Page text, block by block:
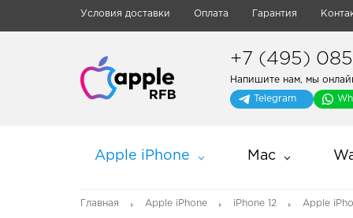
Условия доставки Оплата Гарантия
+7 (495) 085-
Напишите нам, мы
Telegram
Apple iPhone Mac
Главная Apple iPhone iPhone 12 Apple